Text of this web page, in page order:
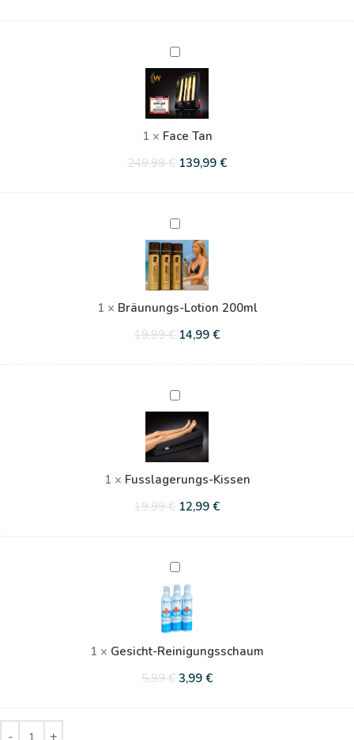
Face
Tan
1 × Face Tan
249,99€ 139,99 €
Bräunungs-
Lotion
200ml
1 × Bräunungs-Lotion 200ml
19,99€ 14,99 €
Fusslagerungs-
Kissen
1 × Fusslagerungs-Kissen
19,99€ 12,99 €
Gesicht-
Reinigungsschaum
1 × Gesicht-Reinigungsschaum
5,99€ 3,99 €